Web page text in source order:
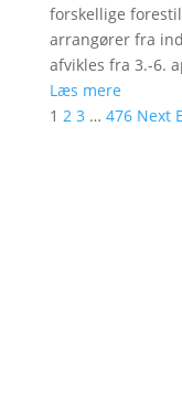
forskellige
arrangører fra
afvikles fra 3.-6.
Læs mere
1 2 3 … 476 Next